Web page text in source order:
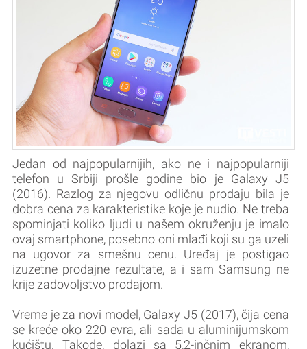
Jedan od najpopularnijih, ako ne i najpopularniji
telefon u Srbiji prošle godine bio je Galaxy J5
(2016). Razlog za njegovu odličnu prodaju bila je
dobra cena za karakteristike koje je nudio. Ne treba
spominjati koliko ljudi u našem okruženju je imalo
ovaj smartphone, posebno oni mlađi koji su ga uzeli
na ugovor za smešnu cenu. Uređaj je postigao
izuzetne prodajne rezultate, a i sam Samsung ne
krije zadovoljstvo prodajom.
Vreme je za novi model, Galaxy J5 (2017), čija cena
se kreće oko 220 evra, ali sada u aluminijumskom
kućištu. Takođe, dolazi sa 5,2-inčnim ekranom,